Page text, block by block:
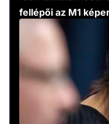
fellépői az M1